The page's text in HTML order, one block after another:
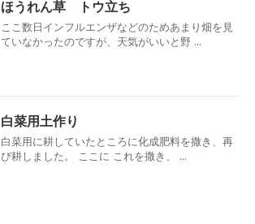
ほうれん草 トウ立ち
ここ数日インフルエンザなどのためあまり畑を見
ていなかったのですが、天気がいいと野 ...
白菜用土作り
白菜用に耕していたところに化成肥料を撒き、再
び耕しました。 ここに これを撒き、 ...